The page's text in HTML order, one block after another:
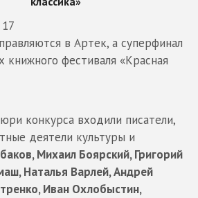
в Артек, а суперфинал
книжного фестиваля «Красная
конкурса входили писатели,
деятели культуры и
Михаил Боярский, Григорий
Наталья Варлей, Андрей
Иван Охлобыстин,